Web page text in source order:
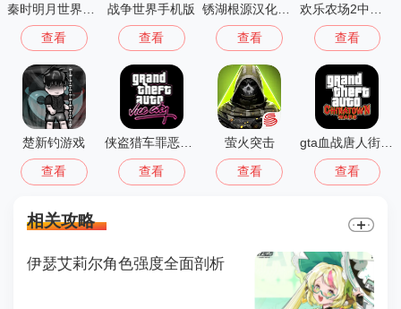
查看
战争世界手机版
查看 查看 查看
楚新钓游戏
查看 查看
萤火突击
查看 查看
相关攻略
伊瑟艾莉尔角色强度全面剖析